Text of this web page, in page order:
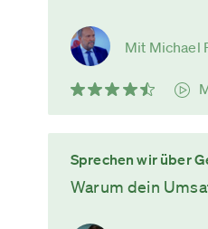
Mit Michael
Sprechen wir über
Warum dein